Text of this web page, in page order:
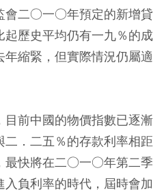
會二○一○年預定的新增貸
歷史平均仍有一九％的成
縮緊，但實際情況仍屬適
前中國的物價指數已逐漸
．二五％的存款利率相距
最快將在二○一○年第二季
負利率的時代，屆時會加